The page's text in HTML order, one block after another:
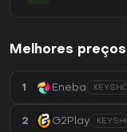
Melhores
1 Eneba
2 G2Play